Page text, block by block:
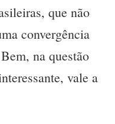
que não
convergência
na questão
vale a